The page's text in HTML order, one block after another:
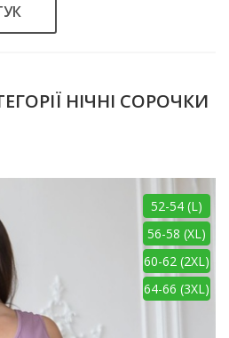
НІЧНІ СОРОЧКИ
52-54 (L)
56-58 (XL)
60-62 (2XL)
64-66 (3XL)